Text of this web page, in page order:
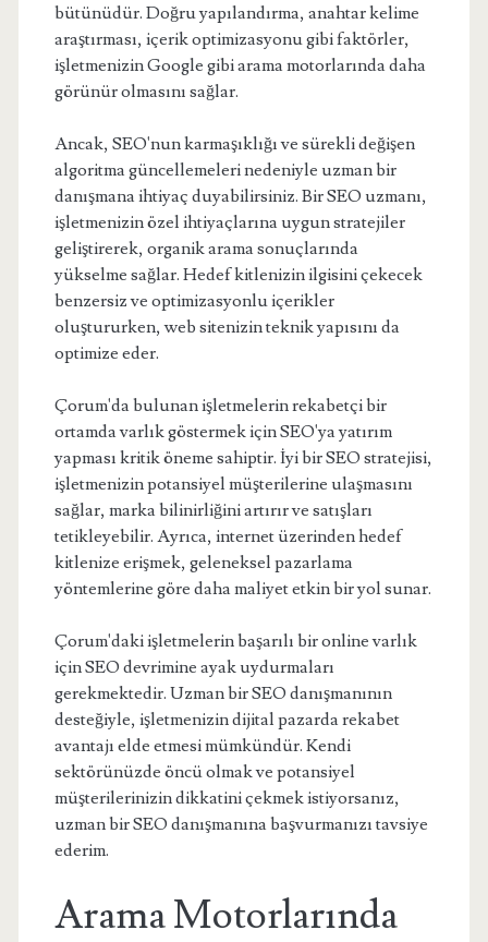
bütünüdür. Doğru yapılandırma, anahtar kelime
araştırması, içerik optimizasyonu gibi faktörler,
işletmenizin Google gibi arama motorlarında daha
görünür olmasını sağlar.
Ancak, SEO'nun karmaşıklığı ve sürekli değişen
algoritma güncellemeleri nedeniyle uzman bir
danışmana ihtiyaç duyabilirsiniz. Bir SEO uzmanı,
işletmenizin özel ihtiyaçlarına uygun stratejiler
geliştirerek, organik arama sonuçlarında
yükselme sağlar. Hedef kitlenizin ilgisini çekecek
benzersiz ve optimizasyonlu içerikler
oluştururken, web sitenizin teknik yapısını da
optimize eder.
Çorum'da bulunan işletmelerin rekabetçi bir
ortamda varlık göstermek için SEO'ya yatırım
yapması kritik öneme sahiptir. İyi bir SEO stratejisi,
işletmenizin potansiyel müşterilerine ulaşmasını
sağlar, marka bilinirliğini artırır ve satışları
tetikleyebilir. Ayrıca, internet üzerinden hedef
kitlenize erişmek, geleneksel pazarlama
yöntemlerine göre daha maliyet etkin bir yol sunar.
Çorum'daki işletmelerin başarılı bir online varlık
için SEO devrimine ayak uydurmaları
gerekmektedir. Uzman bir SEO danışmanının
desteğiyle, işletmenizin dijital pazarda rekabet
avantajı elde etmesi mümkündür. Kendi
sektörünüzde öncü olmak ve potansiyel
müşterilerinizin dikkatini çekmek istiyorsanız,
uzman bir SEO danışmanına başvurmanızı tavsiye
ederim.
Arama Motorlarında